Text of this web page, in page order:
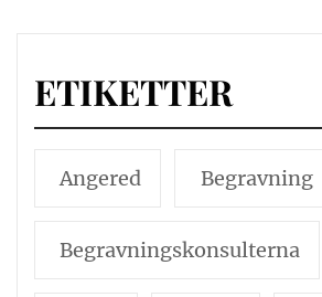
ETIKETTER
Angered Begravning
Begravningskonsulterna